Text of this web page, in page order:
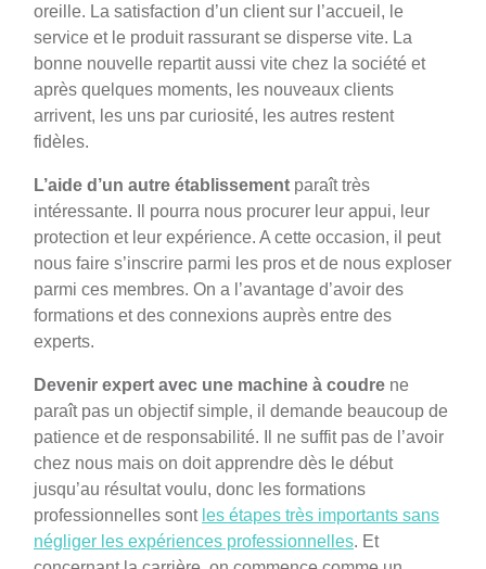
oreille. La satisfaction d’un client sur l’accueil, le
service et le produit rassurant se disperse vite. La
bonne nouvelle repartit aussi vite chez la société et
après quelques moments, les nouveaux clients
arrivent, les uns par curiosité, les autres restent
fidèles.
L’aide d’un autre établissement paraît très
intéressante. Il pourra nous procurer leur appui, leur
protection et leur expérience. A cette occasion, il peut
nous faire s’inscrire parmi les pros et de nous exploser
parmi ces membres. On a l’avantage d’avoir des
formations et des connexions auprès entre des
experts.
Devenir expert avec une machine à coudre ne
paraît pas un objectif simple, il demande beaucoup de
patience et de responsabilité. Il ne suffit pas de l’avoir
chez nous mais on doit apprendre dès le début
jusqu’au résultat voulu, donc les formations
professionnelles sont les étapes très importants sans
négliger les expériences professionnelles. Et